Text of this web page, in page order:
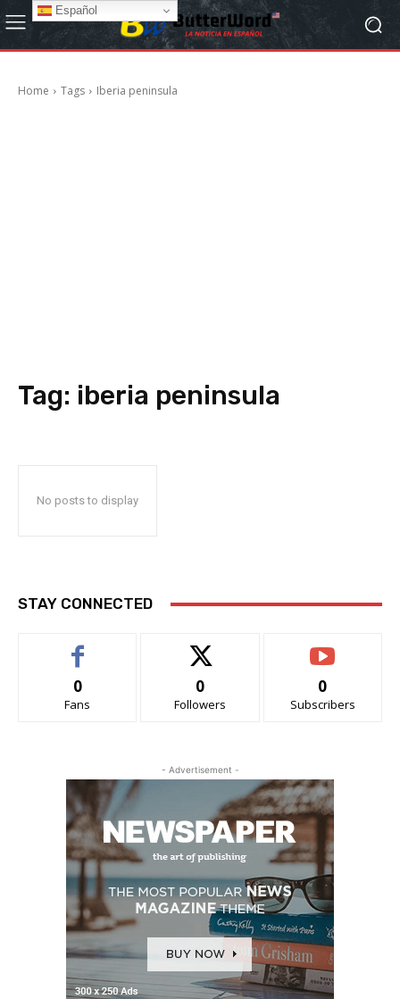
Home Tags Iberia peninsula
Tag: iberia peninsula
No posts to display
STAY CONNECTED
0
Fans
0
Followers
0
Subscribers
- Advertisement -
Español